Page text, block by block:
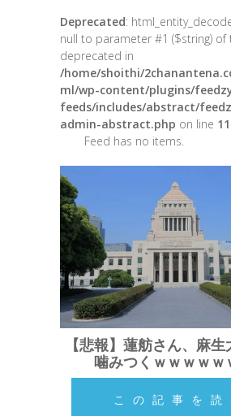
Deprecated:
null to parameter #1 ($string) of
deprecated in
/home/shoithi/
ml/wp-content/plugins/
feeds/includes/abstract/
admin-abstract.php on line
Feed has no items.
【悲報】蓮舫さん、麻
噛みつくｗｗｗｗｗ
この記事を読